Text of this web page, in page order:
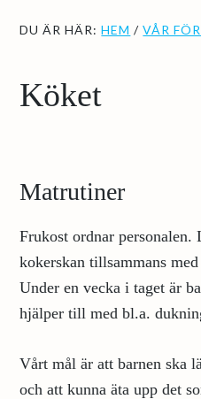
DU ÄR HÄR:HEM / VÅR
Köket
Matrutiner
Frukost ordnar
kokerskan tillsammans
Under en vecka i taget är
hjälper till med bl.a.
Vårt mål är att barnen ska
och att kunna äta upp det